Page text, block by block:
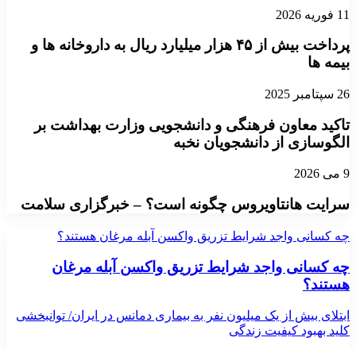
11 فوریه 2026
پرداخت بیش از ۴۵ هزار میلیارد ریال به داروخانه ها و
بیمه ها
26 سپتامبر 2025
تاکید معاون فرهنگی و دانشجویی وزارت بهداشت بر
الگوسازی از دانشجویان نخبه
9 می 2026
سرایت هانتاویروس چگونه است؟ – خبرگزاری سلامت
چه کسانی واجد شرایط تزریق واکسن آبله مرغان هستند؟
چه کسانی واجد شرایط تزریق واکسن آبله مرغان
هستند؟
ابتلای بیش از یک میلیون نفر به بیماری دمانس در ایران/ توانبخشی
کلید بهبود کیفیت زندگی